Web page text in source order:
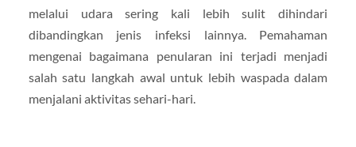
melalui udara sering kali lebih sulit dihindari
dibandingkan jenis infeksi lainnya. Pemahaman
mengenai bagaimana penularan ini terjadi menjadi
salah satu langkah awal untuk lebih waspada dalam
menjalani aktivitas sehari-hari.